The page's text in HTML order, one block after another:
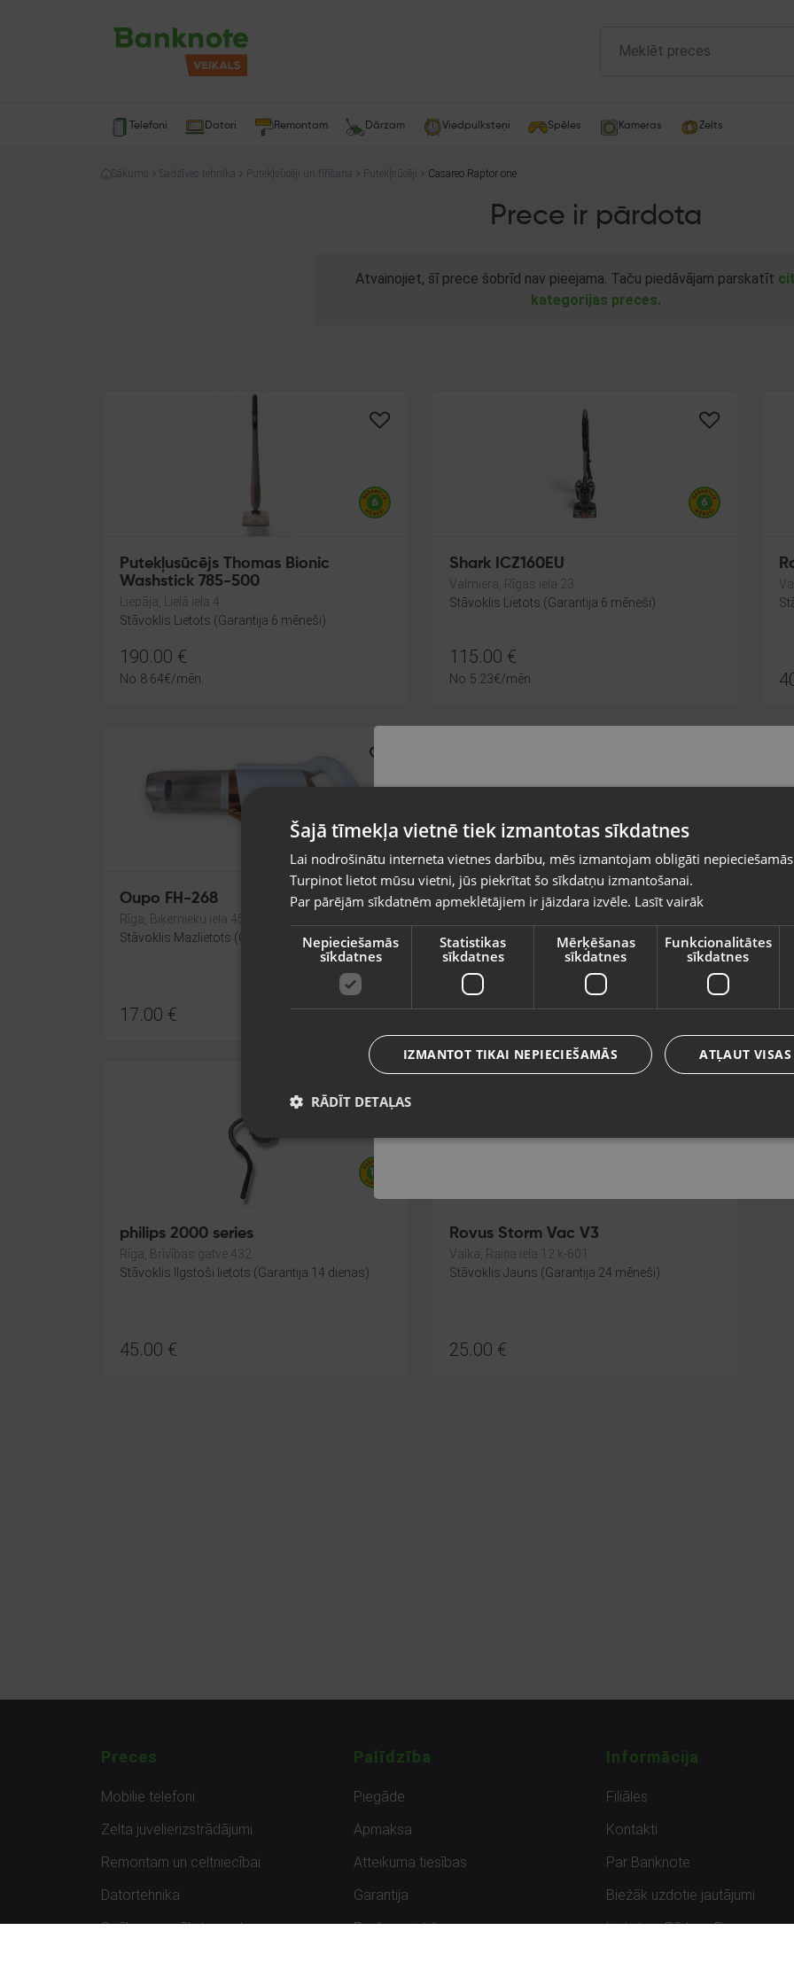
Telefoni Datori Remontam Dārzam Viedpulksteņi Spēles Kameras Zelts
Sākums Sadzīves tehnika Putekļsūcēji un tīrīšana Putekļsūcēji Casareo Raptor one
Prece ir pārdota
Atvainojiet, šī prece šobrīd nav pieejama. Taču piedāvājam parskatīt
kategorijas preces.
Putekļusūcējs Thomas Bionic
Washstick 785-500
Liepāja, Lielā iela 4
Stāvoklis Lietots (Garantija 6 mēneši)
190.00 €
No 8.64€/mēn.
Shark ICZ160EU
Valmiera, Rīgas iela 23
Stāvoklis Lietots (Garantija 6 mēneši)
115.00 €
No 5.23€/mēn.
Oupo FH-268
Rīga, Biķernieku iela 45
Stāvoklis Mazlietots (Garantija 12 mēneši)
17.00 €
Shark Stratos IZ400EU
Stāvoklis Lietots (Garantija 6 mēneši)
89.00
No 4.05€/mēn.
philips 2000 series
Rīga, Brīvības gatve 432
Stāvoklis Ilgstoši lietots (Garantija 14 dienas)
45.00 €
Rovus Storm Vac V3
Valka, Raiņa iela 12 k-601
Stāvoklis Jauns (Garantija 24 mēneši)
25.00 €
Preces
Mobilie telefoni
Zelta juvelierizstrādājumi
Remontam un celtniecībai
Datortehnika
Spēles un spēļu konsoles
Palīdzība
Piegāde
Apmaksa
Atteikuma tiesības
Garantija
Preču uzpirkšana
Informācija
Filiāles
Kontakti
Par Banknote
Biežāk uzdotie jautājumi
Lietots – Pārbaudīts
valsti
Vietnes saturs būs attēlots izvēlētajā valodā
Valsts
Valoda
Latviešu / Latvian
Šajā tīmekļa vietnē tiek izmantotas sīkdatnes
Lai nodrošinātu interneta vietnes darbību, mēs izmantojam obligāti
Turpinot lietot mūsu vietni, jūs piekrītat šo sīkdatņu izmantošanai.
Par pārējām sīkdatnēm apmeklētājiem ir jāizdara izvēle. Lasīt vairāk
Nepieciešamās
sīkdatnes
Statistikas
sīkdatnes
Mērķēšanas
sīkdatnes
Funkcionalitātes
sīkdatnes
ATĻAUT
IZMANTOT TIKAI NEPIECIEŠAMĀS
RĀDĪT DETAĻAS